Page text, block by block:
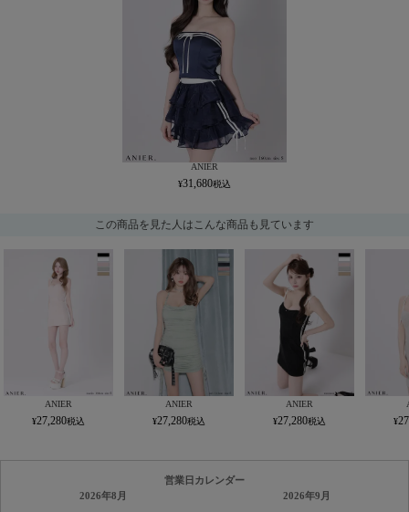
ANIER
31,680
この商品を見た人はこんな商品も見ています
ANIER
27,280
ANIER
27,280
ANIER
27,280
営業日カレンダー
2026年8月
2026年9月